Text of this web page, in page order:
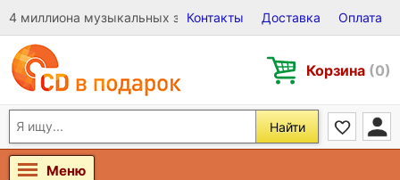
4 миллиона музыкальных записей на Виниле, CD и DVD
Контакты Доставка Оплата
Корзина (0)
Найти
Меню